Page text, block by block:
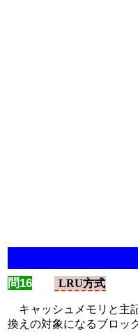
問16 LRU方式
キャッシュメモリと主
換えの対象になるブロッ